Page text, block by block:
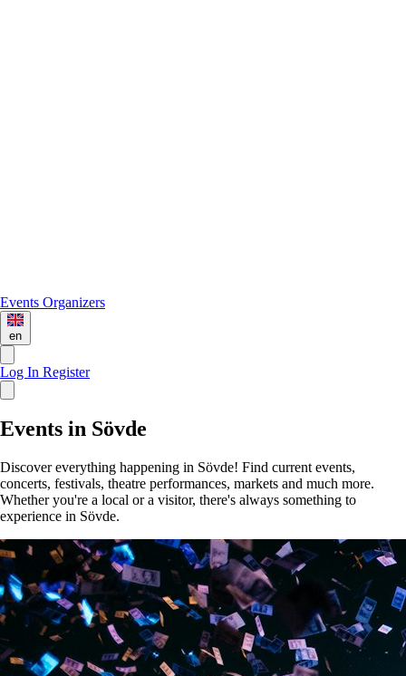
Events Organizers
en
Log In Register
Events in Sövde
Discover everything happening in Sövde! Find current events,
concerts, festivals, theatre performances, markets and much more.
Whether you're a local or a visitor, there's always something to
experience in Sövde.